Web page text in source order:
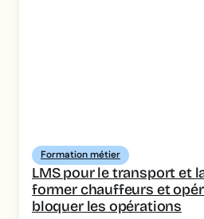
Formation métier
LMS pour le transport et
former chauffeurs et
bloquer les opérations